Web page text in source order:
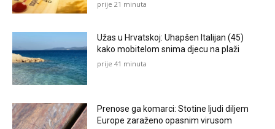
prije 21 minuta
Užas u Hrvatskoj: Uhapšen Italijan (45)
kako mobitelom snima djecu na plaži
prije 41 minuta
Prenose ga komarci: Stotine ljudi diljem
Europe zaraženo opasnim virusom